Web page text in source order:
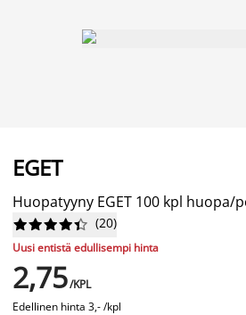
EGET
Huopatyyny EGET 100 kpl huopa/





 (20)
Uusi entistä edullisempi hinta
2,75/KPL
Edellinen hinta 3,- /kpl